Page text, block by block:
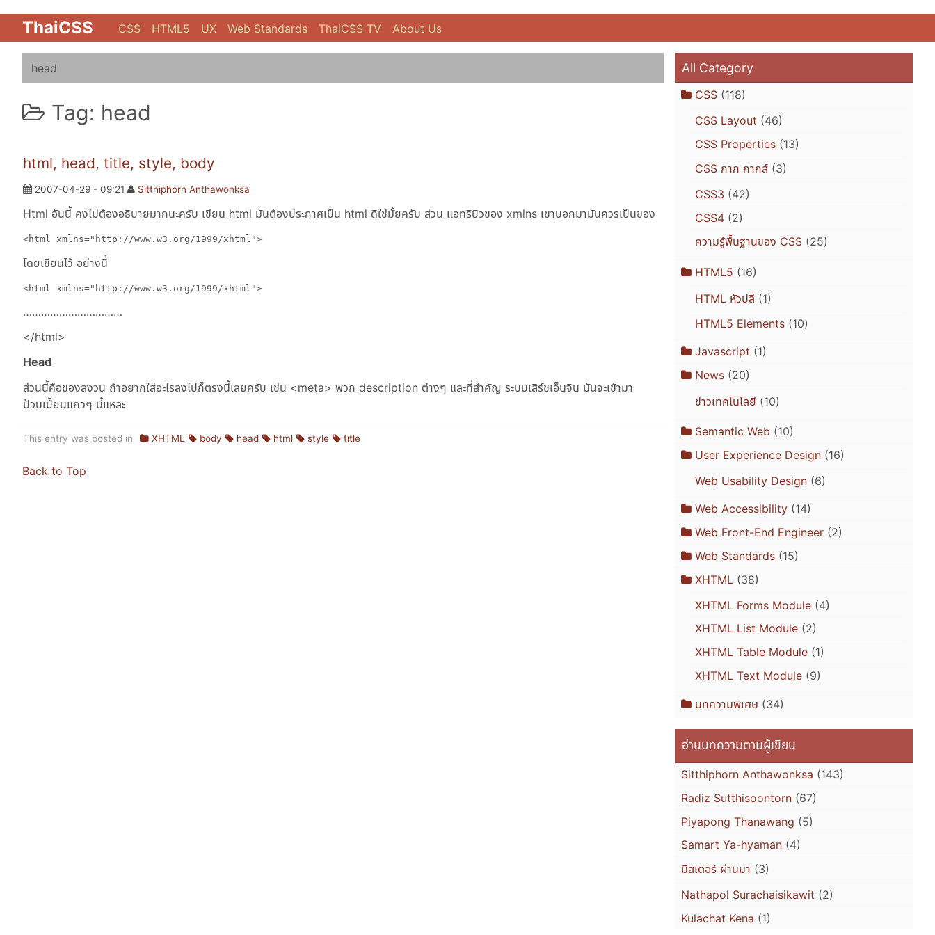
ThaiCSS CSS HTML5 UX Web Standards ThaiCSS TV About Us
head
Tag: head
html, head, title, style, body
2007-04-29 - 09:21 Sitthiphorn Anthawonksa
Html อันนี้ คงไม่ต้องอธิบายมากนะครับ เขียน html มันต้องประกาศเป็น html ดิใช่มั้ยครับ ส่วน แอทริบิวของ xmlns เขาบอกมามันควรเป็นของ
<html xmlns="http://www.w3.org/1999/xhtml">
โดยเขียนไว้ อย่างนี้
<html xmlns="http://www.w3.org/1999/xhtml">
……………………………
</html>
Head
ส่วนนี้คือของสงวน ถ้าอยากใส่อะไรลงไปก็ตรงนี้เลยครับ เช่น <meta> พวก description ต่างๆ และที่สำคัญ ระบบเสิร์ชเอ็นจิน มันจะเข้ามา
ป้วนเปี้ยนแถวๆ นี้แหละ
This entry was posted in XHTML body head html style title
Back to Top
All Category
CSS (118)
CSS Layout (46)
CSS Properties(13)
CSS กาก กากส์(3)
CSS3 (42)
CSS4(2)
ความรู้พื้นฐานของ CSS(25)
HTML5 (16)
HTML หัวปลี (1)
HTML5 Elements(10)
Javascript (1)
News (20)
ข่าวเทคโนโลยี (10)
Semantic Web (10)
User Experience Design (16)
Web Usability Design(6)
Web Accessibility (14)
Web Front-End Engineer (2)
Web Standards (15)
XHTML (38)
XHTML Forms Module(4)
XHTML List Module(2)
XHTML Table Module(1)
XHTML Text Module(9)
บทความพิเศษ (34)
อ่านบทความตามผู้เขียน
Sitthiphorn Anthawonksa (143)
Radiz Sutthisoontorn (67)
Piyapong Thanawang (5)
Samart Ya-hyaman (4)
มิสเตอร์ ผ่านมา (3)
Nathapol Surachaisikawit (2)
Kulachat Kena (1)